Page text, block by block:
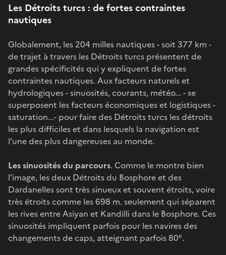
Les Détroits turcs : de fortes contraintes
nautiques
Globalement, les 204 milles nautiques - soit 377 km -
de trajet à travers les Détroits turcs présentent de
grandes spécificités qui y expliquent de fortes
contraintes nautiques. Aux facteurs naturels et
hydrologiques - sinuosités, courants, météo... - se
superposent les facteurs économiques et logistiques -
saturation...- pour faire des Détroits turcs les détroits
les plus difficiles et dans lesquels la navigation est
l’une des plus dangereuses au monde.
Les sinuosités du parcours. Comme le montre bien
l’image, les deux Détroits du Bosphore et des
Dardanelles sont très sinueux et souvent étroits, voire
très étroits comme les 698 m. seulement qui séparent
les rives entre Asiyan et Kandilli dans le Bosphore. Ces
sinuosités impliquent parfois pour les navires des
changements de caps, atteignant parfois 80°.